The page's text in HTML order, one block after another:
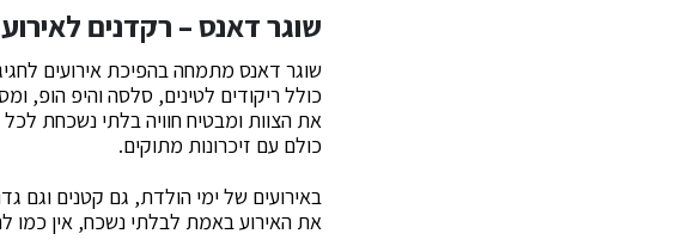
שוגר דאנס – רקדנים
שוגר דאנס מתמחה בהפיכת אירועים
כולל ריקודים לטינים, סלסה והיפ הופ,
את הצוות ומבטיח חוויה בלתי נשכחת
כולם עם זיכרונות מתוקים.
באירועים של ימי הולדת, גם קטנים וגם
את האירוע באמת לבלתי נשכח, אין כמו